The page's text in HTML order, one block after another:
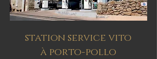
station service vito
à porto-pollo